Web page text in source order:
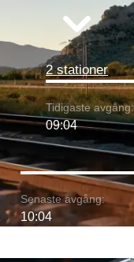
2 stationer
Tidigaste avgång:
09:04
Senaste avgång:
10:04